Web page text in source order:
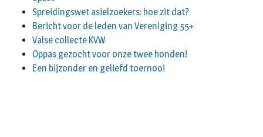
Spreidingswet asielzoekers: hoe zit dat?
Bericht voor de leden van Vereniging 55+
Valse collecte KVW
Oppas gezocht voor onze twee honden!
Een bijzonder en geliefd toernooi